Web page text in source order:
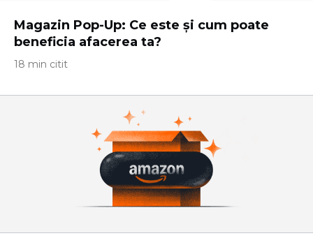
Magazin Pop-Up: Ce este și cum poate
beneficia afacerea ta?
18 min citit